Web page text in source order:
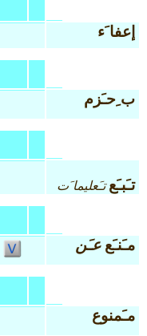
إعفا َء
ب ِحـَزم
تـَبـَع تـَعليما َت
مـَنـَععـَن
مـَمنوع